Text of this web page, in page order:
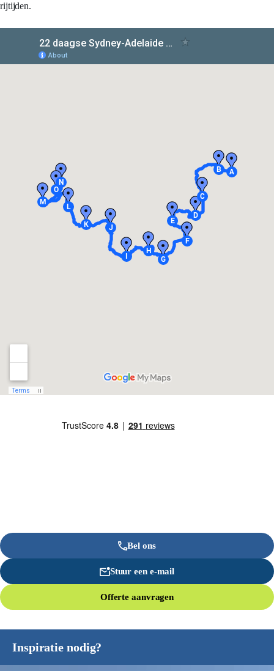
rijtijden.
Bel ons
Stuur een e-mail
Offerte aanvragen
Inspiratie nodig?